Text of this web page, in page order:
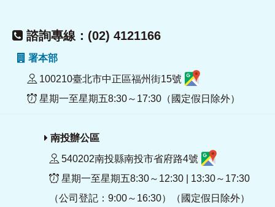
諮詢專線：(02) 4121166
署本部
100210臺北市中正區福州街15號
星期一至星期五8:30～17:30（國定假日除外）
南投辦公區
540202南投縣南投市省府路4號
星期一至星期五8:30～12:30 | 13:30～17:30
（公司登記：9:00～16:30）（國定假日除外）